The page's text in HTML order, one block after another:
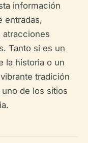
información
entradas,
Tanto si es un
la historia o un
tradición
de los sitios